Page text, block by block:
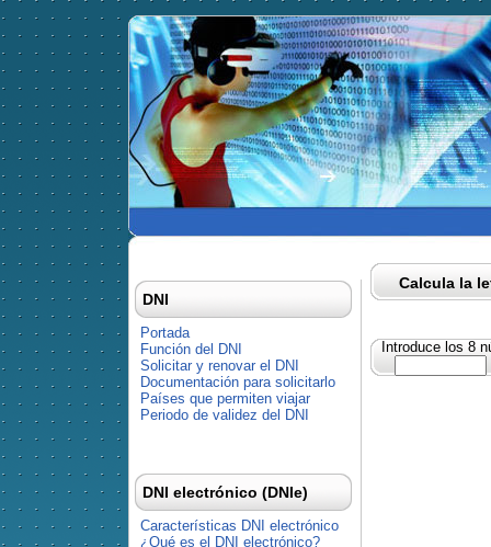
Calcula la
Introduce los 8
DNI
Portada
Función del DNI
Solicitar y renovar el DNI
Documentación para solicitarlo
Países que permiten viajar
Periodo de validez del DNI
DNI electrónico (DNIe)
Características DNI electrónico
¿Qué es el DNI electrónico?